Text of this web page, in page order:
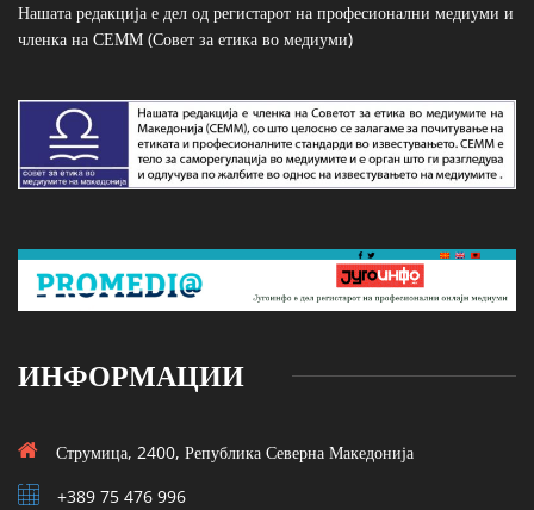
Нашата редакција е дел од регистарот на професионални медиуми и
членка на СЕММ (Совет за етика во медиуми)
ИНФОРМАЦИИ
Струмица, 2400, Република Северна Македонија
+389 75 476 996